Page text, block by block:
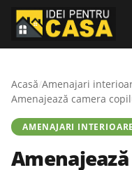
Acasă/Amenajari
AMENAJARI INTERIOARE